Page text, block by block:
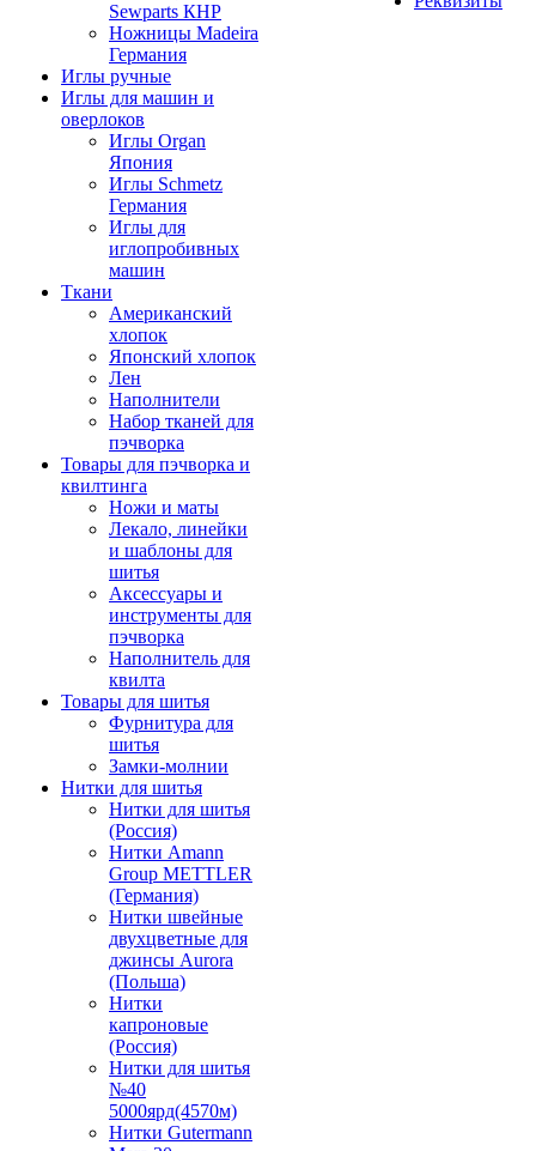
Sewparts КНР
Ножницы Madeira
Германия
Иглы ручные
Иглы для машин и
оверлоков
Иглы Organ
Япония
Иглы Schmetz
Германия
Иглы для
иглопробивных
машин
Ткани
Американский
хлопок
Японский хлопок
Лен
Наполнители
Набор тканей для
пэчворка
Товары для пэчворка и
квилтинга
Ножи и маты
Лекало, линейки
и шаблоны для
шитья
Аксессуары и
инструменты для
пэчворка
Наполнитель для
квилта
Товары для шитья
Фурнитура для
шитья
Замки-молнии
Нитки для шитья
Нитки для шитья
(Россия)
Нитки Amann
Group METTLER
(Германия)
Нитки швейные
двухцветные для
джинсы Aurora
(Польша)
Нитки
капроновые
(Россия)
Нитки для шитья
№40
5000ярд(4570м)
Нитки Gutermann